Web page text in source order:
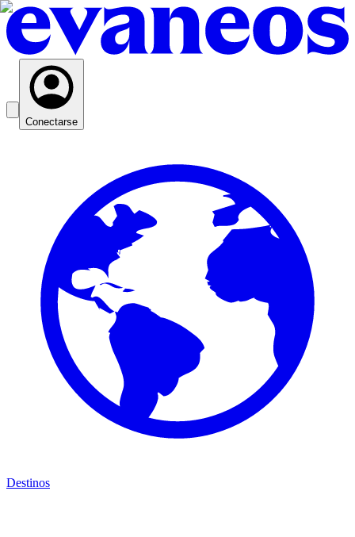
Conectarse
Destinos